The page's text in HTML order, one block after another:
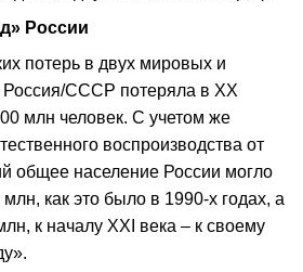
России
потерь в двух мировых и
Россия/СССР потеряла в XX
млн человек. С учетом же
воспроизводства от
общее население России могло
как это было в 1990‑х годах, а
к началу XXI века – к своему